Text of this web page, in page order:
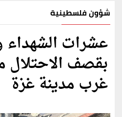
شؤون فلسطينية
عشرات
بقصف الاحتلال
غرب مدينة غزة